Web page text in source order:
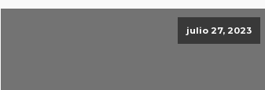
julio 27, 2023